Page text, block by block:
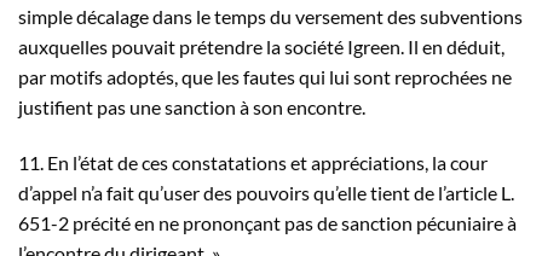
simple décalage dans le temps du versement des subventions
auxquelles pouvait prétendre la société Igreen. Il en déduit,
par motifs adoptés, que les fautes qui lui sont reprochées ne
justifient pas une sanction à son encontre.
11. En l’état de ces constatations et appréciations, la cour
d’appel n’a fait qu’user des pouvoirs qu’elle tient de l’article L.
651-2 précité en ne prononçant pas de sanction pécuniaire à